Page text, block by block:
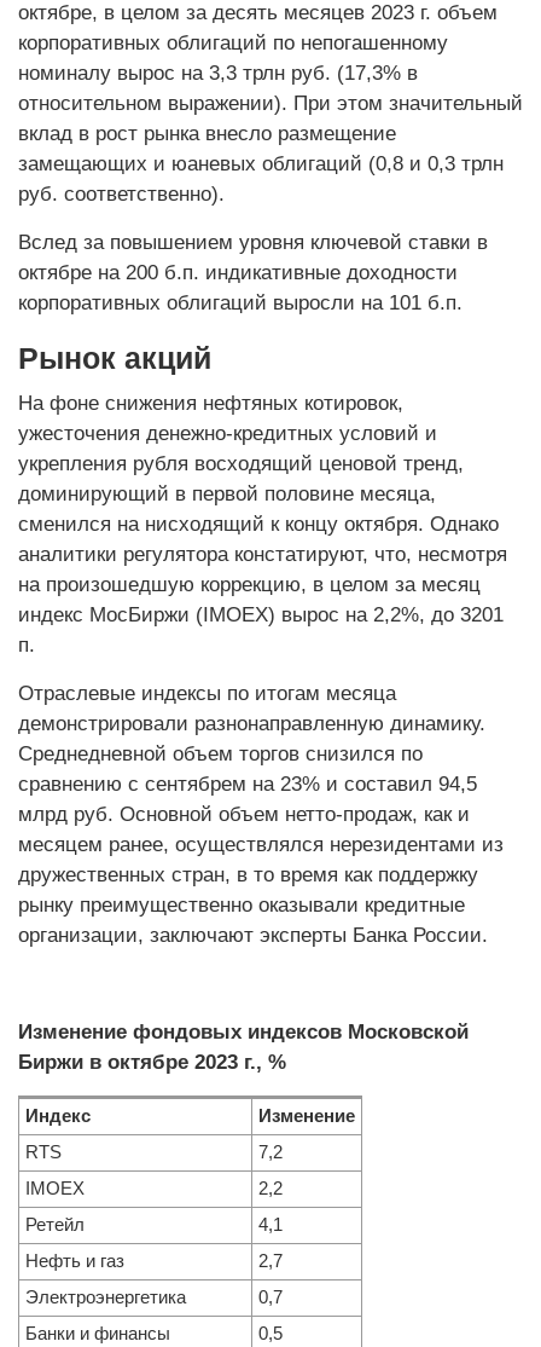
октябре, в целом за десять месяцев 2023 г. объем
корпоративных облигаций по непогашенному
номиналу вырос на 3,3 трлн руб. (17,3% в
относительном выражении). При этом значительный
вклад в рост рынка внесло размещение
замещающих и юаневых облигаций (0,8 и 0,3 трлн
руб. соответственно).
Вслед за повышением уровня ключевой ставки в
октябре на 200 б.п. индикативные доходности
корпоративных облигаций выросли на 101 б.п.
Рынок акций
На фоне снижения нефтяных котировок,
ужесточения денежно-кредитных условий и
укрепления рубля восходящий ценовой тренд,
доминирующий в первой половине месяца,
сменился на нисходящий к концу октября. Однако
аналитики регулятора констатируют, что, несмотря
на произошедшую коррекцию, в целом за месяц
индекс МосБиржи (IMOEX) вырос на 2,2%, до 3201
п.
Отраслевые индексы по итогам месяца
демонстрировали разнонаправленную динамику.
Среднедневной объем торгов снизился по
сравнению с сентябрем на 23% и составил 94,5
млрд руб. Основной объем нетто-продаж, как и
месяцем ранее, осуществлялся нерезидентами из
дружественных стран, в то время как поддержку
рынку преимущественно оказывали кредитные
организации, заключают эксперты Банка России.
Изменение фондовых индексов Московской
Биржи в октябре 2023 г., %
Индекс
Изменение
RTS
7,2
IMOEX
2,2
Ретейл
4,1
Нефть и газ
2,7
Электроэнергетика
0,7
Банки и финансы
0,5